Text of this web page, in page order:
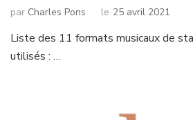
par Charles Pons le 25 avril 2021
Liste des 11 formats musicaux de
utilisés : …